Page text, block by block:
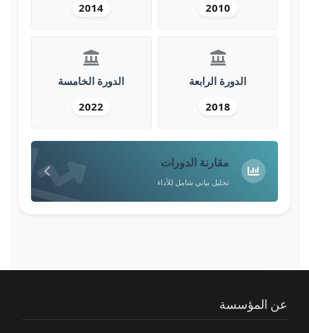
2010
2014
الدورة الرابعة
2018
الدورة الخامسة
2022
مقارنة الدورات
تحليل بياني شامل للأداء
عن المؤسسة